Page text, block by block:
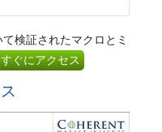
検証されたマクロとミ
ぐにアクセス